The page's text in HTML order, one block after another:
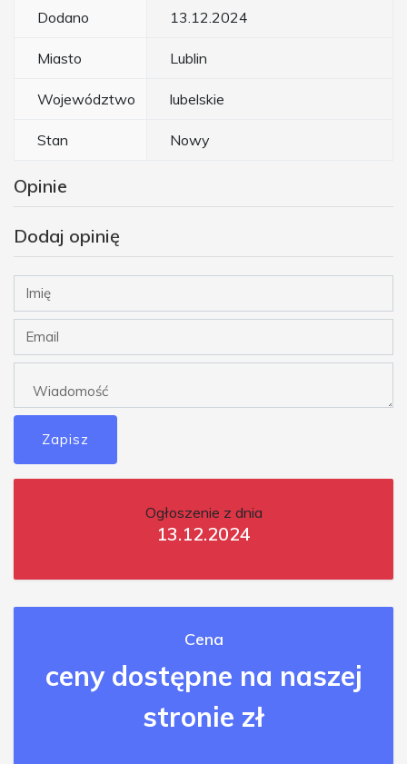
Dodano 13.12.2024
Miasto Lublin
Województwo lubelskie
Stan Nowy
Opinie
Dodaj opinię
Zapisz
Ogłoszenie z dnia
13.12.2024
Cena
ceny dostępne na naszej
stronie zł